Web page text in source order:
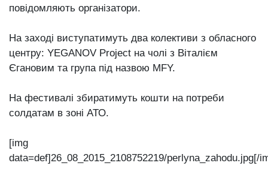
повідомляють організатори.
На заході виступатимуть два колективи з обласного
центру: YEGANOV Project на чолі з Віталієм
Єгановим та група під назвою MFY.
На фестивалі збиратимуть кошти на потреби
солдатам в зоні АТО.
[img
data=def]26_08_2015_2108752219/perlyna_zahodu.jpg[/